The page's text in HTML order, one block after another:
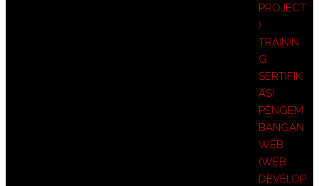
PROJECT
)
TRAININ
G
SERTIFIK
ASI
PENGEM
BANGAN
WEB
(WEB
DEVELOP